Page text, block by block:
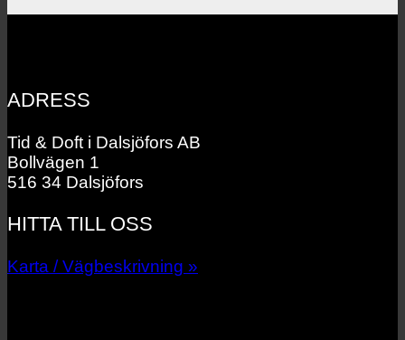
ADRESS
Tid & Doft i Dalsjöfors AB
Bollvägen 1
516 34 Dalsjöfors
HITTA TILL OSS
Karta / Vägbeskrivning »